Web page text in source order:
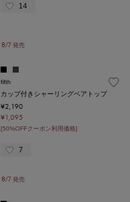
14
8/7 発売
fifth
カップ付きシャーリングベアトップ
¥2,190
¥1,095
[50%OFFクーポン利用価格]
7
8/7 発売